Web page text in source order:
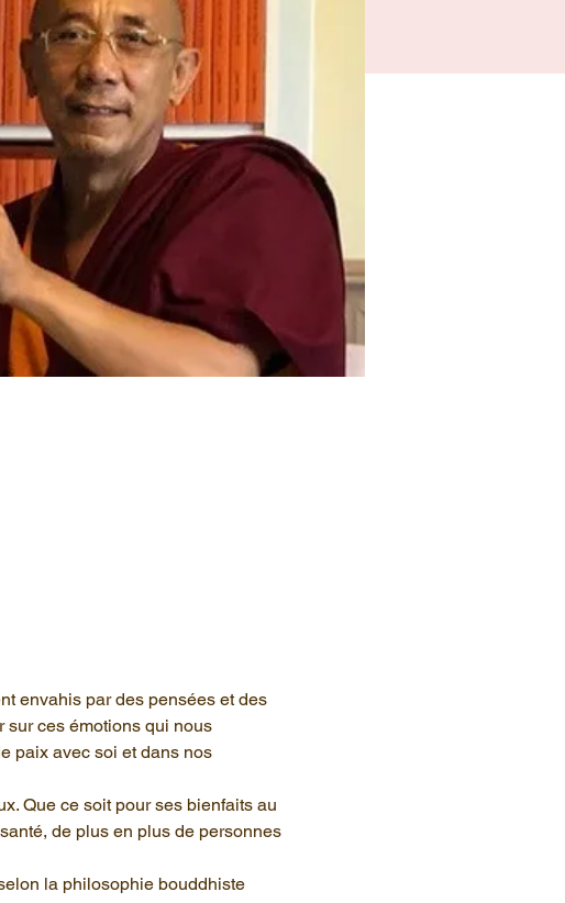
envahis par des pensées et des
sur ces émotions qui nous
paix avec soi et dans nos
Que ce soit pour ses bienfaits au
de plus en plus de personnes
la philosophie bouddhiste